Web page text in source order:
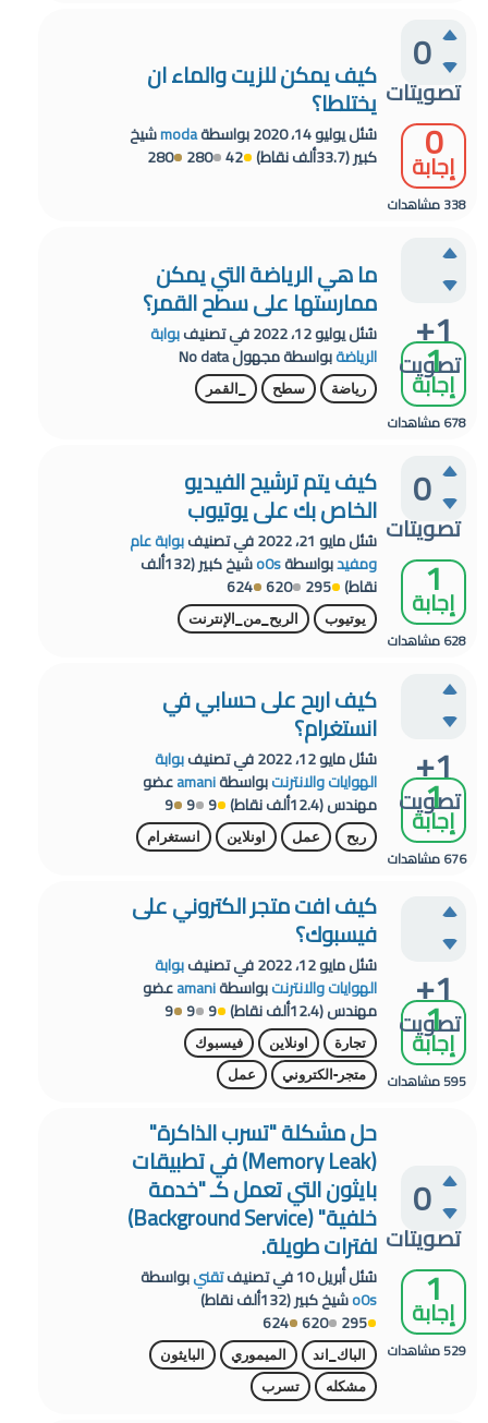
0
تصويتات
0
إجابة
338مشاهدات
كيف يمكن للزيت والماء ان
يختلطا؟
سُئليوليو 14، 2020 بواسطةmodaشيخ
كبير(33.7ألف نقاط) 42
280
280
+1
تصويت
1
إجابة
678مشاهدات
ما هي الرياضة التي يمكن
ممارستها على سطح القمر؟
سُئليوليو 12، 2022 في تصنيفبوابة
الرياضةبواسطةمجهولNo data
رياضة سطح _القمر
0
تصويتات
1
إجابة
628مشاهدات
كيف يتم ترشيح الفيديو
الخاص بك على يوتيوب
سُئلمايو 21، 2022 في تصنيفبوابة عام
ومفيدبواسطةo0sشيخ كبير(132ألف
نقاط) 295
620
624
يوتيوب الربح_من_الإنترنت
+1
تصويت
1
إجابة
676مشاهدات
كيف اربح على حسابي في
انستغرام؟
سُئلمايو 12، 2022 في تصنيفبوابة
الهوايات والانترنتبواسطةamaniعضو
مهندس(12.4ألف نقاط) 9
9
9
ربح عمل اونلاين انستغرام
+1
تصويت
1
إجابة
595مشاهدات
كيف افت متجر الكتروني على
فيسبوك؟
سُئلمايو 12، 2022 في تصنيفبوابة
الهوايات والانترنتبواسطةamaniعضو
مهندس(12.4ألف نقاط) 9
9
9
تجارة اونلاين
فيسبوك
متجر-الكتروني
عمل
0
تصويتات
1
إجابة
529مشاهدات
حل مشكلة "تسرب الذاكرة"
(Memory Leak) في تطبيقات
بايثون التي تعمل كـ "خدمة
خلفية" (Background Service)
لفترات طويلة.
سُئلأبريل 10 في تصنيفتقنيبواسطة
o0sشيخ كبير(132ألف
نقاط)
295
620
624
الباك_اند الميموري
البايثون
مشكله
تسرب